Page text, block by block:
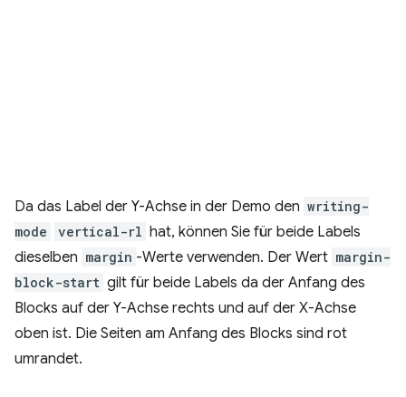
Da das Label der Y-Achse in der Demo den writing-
mode
vertical-rl hat, können Sie für beide Labels
dieselben margin -Werte verwenden. Der Wert margin-
block-start gilt für beide Labels da der Anfang des
Blocks auf der Y-Achse rechts und auf der X-Achse
oben ist. Die Seiten am Anfang des Blocks sind rot
umrandet.